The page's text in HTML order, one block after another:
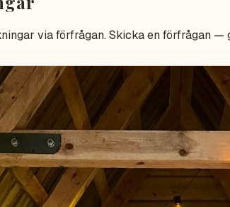
via förfrågan. Skicka en förfrågan